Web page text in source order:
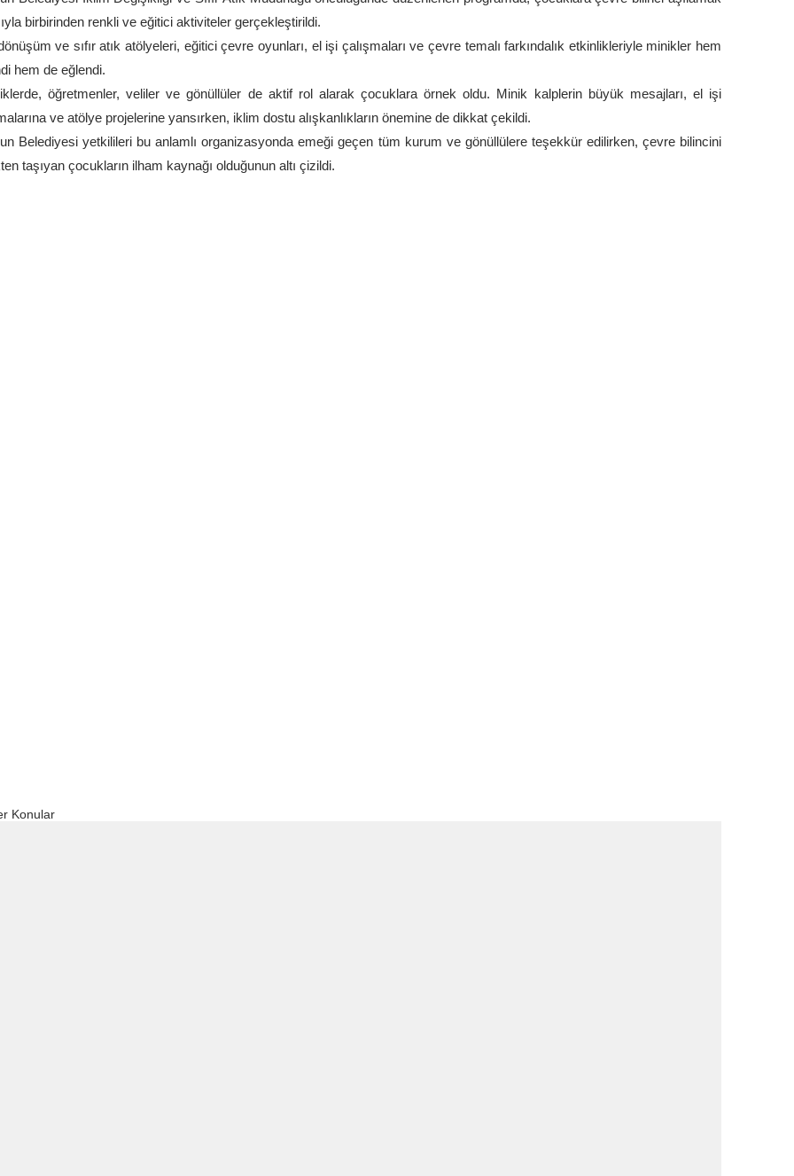
birbirinden renkli ve eğitici aktiviteler gerçekleştirildi.
ve sıfır atık atölyeleri, eğitici çevre oyunları, el işi çalışmaları ve çevre temalı farkındalık etkinlikleriyle minikler hem
hem de eğlendi.
öğretmenler, veliler ve gönüllüler de aktif rol alarak çocuklara örnek oldu. Minik kalplerin büyük mesajları, el işi
ve atölye projelerine yansırken, iklim dostu alışkanlıkların önemine de dikkat çekildi.
Belediyesi yetkilileri bu anlamlı organizasyonda emeği geçen tüm kurum ve gönüllülere teşekkür edilirken, çevre bilincini
taşıyan çocukların ilham kaynağı olduğunun altı çizildi.
Konular